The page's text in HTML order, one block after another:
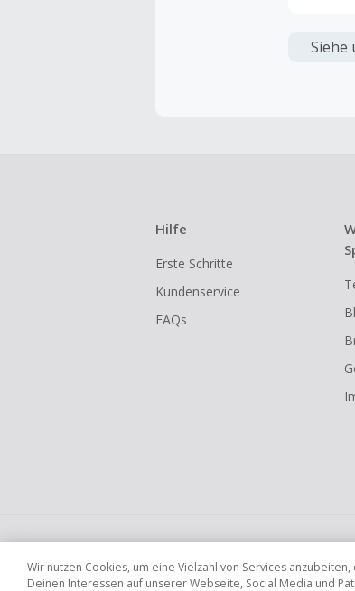
Siehe
Hilfe
Erste Schritte
Kundenservice
FAQs
Wir nutzen Cookies, um eine Vielzahl von Services
Deinen Interessen auf unserer Webseite, Social Media und